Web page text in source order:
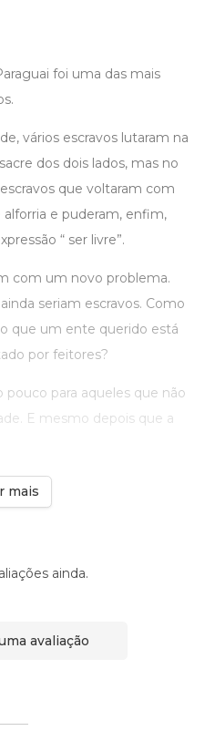
foi uma das mais
vários escravos lutaram na
dos dois lados, mas no
que voltaram com
e puderam, enfim,
“ ser livre”.
com um novo problema.
seriam escravos. Como
que um ente querido está
por feitores?
para aqueles que não
E mesmo depois que a
mais
ainda.
avaliação